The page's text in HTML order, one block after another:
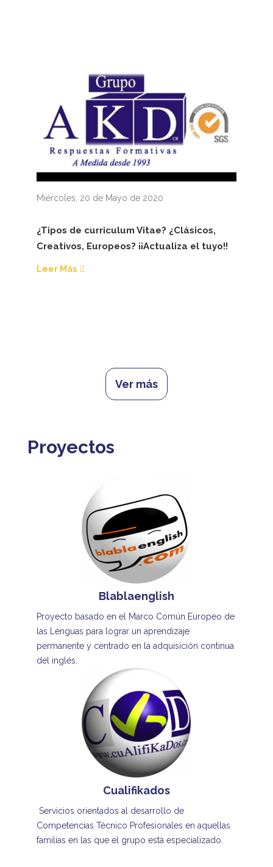
Miércoles, 20 de Mayo de 2020
¿Tipos de curriculum Vitae? ¿Clásicos,
Creativos, Europeos? ¡¡Actualiza el tuyo!!
Leer Más
Ver más
Proyectos
Blablaenglish
Proyecto basado en el Marco Común Europeo de
las Lenguas para lograr un aprendizaje
permanente y centrado en la adquisición continua
del inglés.
Cualifikados
Servicios orientados al desarrollo de
Competencias Técnico Profesionales en aquellas
familias en las que el grupo está especializado.